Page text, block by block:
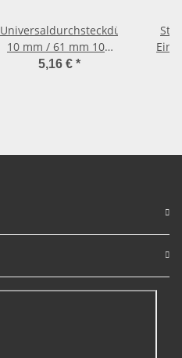
Universaldurchsteckdübel
10 mm / 61 mm 100
Stück
5,16 € *